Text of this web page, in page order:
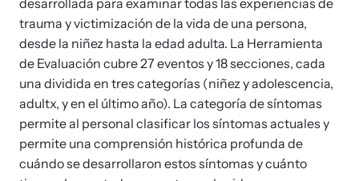
Team and Board
Contact
Ensure your center can best support survivors of family violence
and their children by implementing our best practices.
Explore our news archive of stories related to family violence
and learn what’s happening.
desarrollada para examinar todas las experiencias de
trauma y victimización de la vida de una persona,
desde la niñez hasta la edad adulta. La Herramienta
de Evaluación cubre 27 eventos y 18 secciones, cada
una dividida en tres categorías (niñez y adolescencia,
adultx, y en el último año). La categoría de síntomas
permite al personal clasificar los síntomas actuales y
permite una comprensión histórica profunda de
cuándo se desarrollaron estos síntomas y cuánto